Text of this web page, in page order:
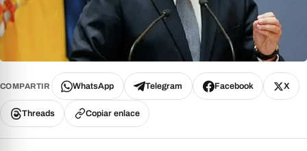
COMPARTIR WhatsApp Telegram Facebook X
Threads Copiar enlace